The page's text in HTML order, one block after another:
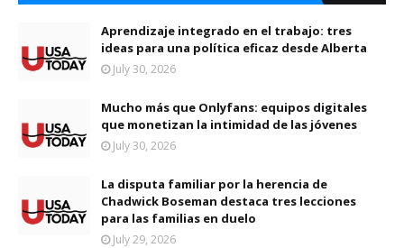
Aprendizaje integrado en el trabajo: tres
ideas para una política eficaz desde Alberta
July 30, 2026
Mucho más que Onlyfans: equipos digitales
que monetizan la intimidad de las jóvenes
July 30, 2026
La disputa familiar por la herencia de
Chadwick Boseman destaca tres lecciones
para las familias en duelo
July 29, 2026